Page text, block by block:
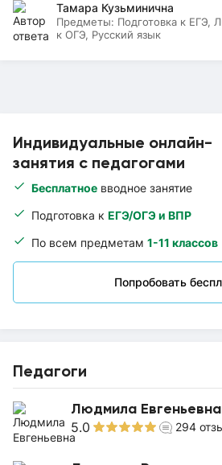
Индивидуальные онлайн-
занятия с педагогами
Бесплатное вводное занятие
Подготовка к ЕГЭ/ОГЭ и ВПР
По всем предметам 1-11 классов
Попробовать
Педагоги
Людмила Евгеньевна
5.0 294
Тамара Кузьминична
Предметы: Подготовка к ЕГЭ,
к ОГЭ, Русский язык